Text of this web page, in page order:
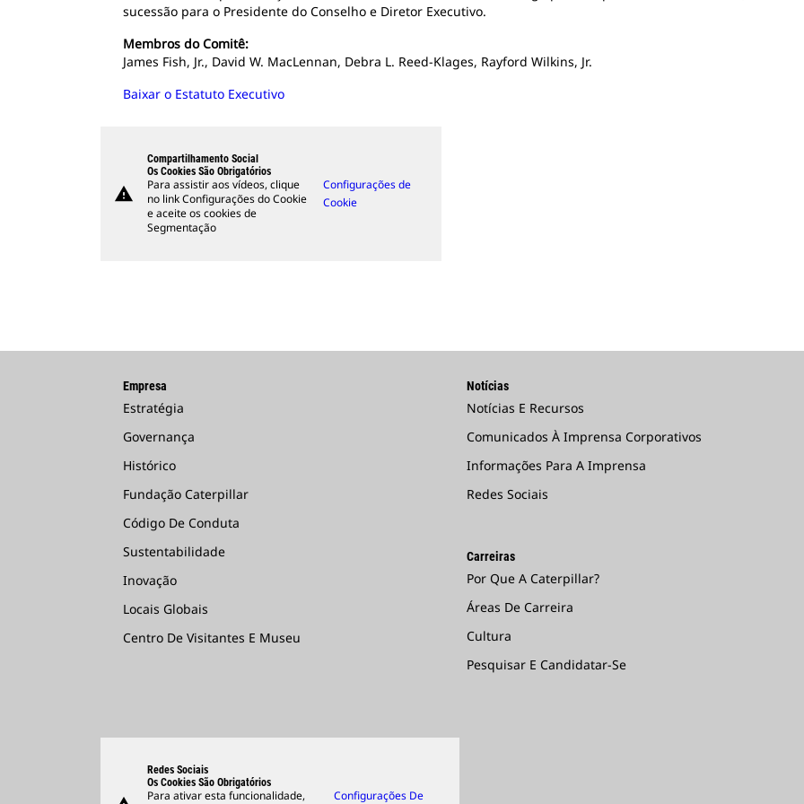
sucessão para o Presidente do Conselho e Diretor Executivo.
Membros do Comitê:
James Fish, Jr., David W. MacLennan, Debra L. Reed-Klages, Rayford Wilkins, Jr.
Baixar o Estatuto Executivo
warning
Compartilhamento Social
Os Cookies São Obrigatórios
Para assistir aos vídeos, clique
no link Configurações do Cookie
e aceite os cookies de
Segmentação
Configurações de
Cookie
Empresa
Estratégia
Governança
Histórico
Fundação Caterpillar
Código De Conduta
Sustentabilidade
Inovação
Locais Globais
Centro De Visitantes E Museu
Notícias
Notícias E Recursos
Comunicados À Imprensa Corporativos
Informações Para A Imprensa
Redes Sociais
Carreiras
Por Que A Caterpillar?
Áreas De Carreira
Cultura
Pesquisar E Candidatar-Se
Redes Sociais
Os Cookies São Obrigatórios
Para ativar esta funcionalidade,
Configurações De